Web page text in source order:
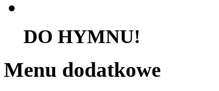
DO HYMNU!
Menu dodatkowe